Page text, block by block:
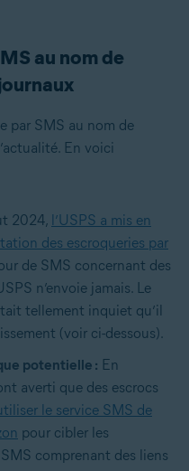
au nom de
par SMS au nom de
En voici
2024, l’USPS a mis en
des escroqueries par
de SMS concernant des
n’envoie jamais. Le
tellement inquiet qu’il
(voir ci-dessous).
potentielle : En
averti que des escrocs
le service SMS de
pour cibler les
comprenant des liens